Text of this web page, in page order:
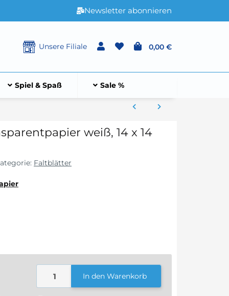
Newsletter abonnieren
Unsere Filiale 0,00 €
Spiel & Spaß Sale %
weiß, 14 x 14
Faltblätter
In den Warenkorb